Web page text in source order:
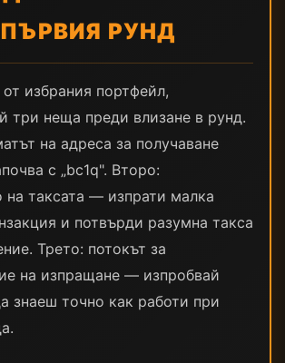
РУНД
избрания портфейл,
три неща преди влизане в рунд.
на адреса за получаване
с „bc1q". Второ:
на таксата — изпрати малка
и потвърди разумна такса
Трето: потокът за
на изпращане — изпробвай
знаеш точно как работи при